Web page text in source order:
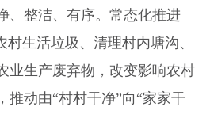
、整洁、有序。常态化推进
村生活垃圾、清理村内塘沟、
业生产废弃物，改变影响农村
推动由“村村干净”向“家家干